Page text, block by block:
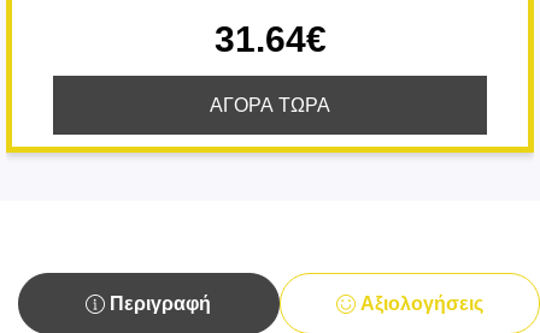
31.64€
ΑΓΟΡΑ ΤΩΡΑ
Περιγραφή Αξιολογήσεις